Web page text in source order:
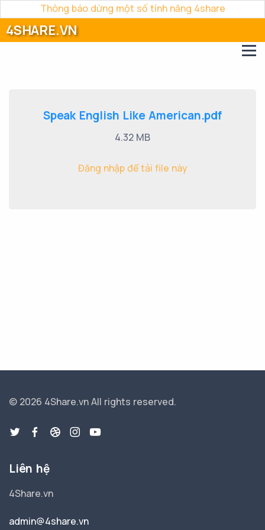
Thông báo dừng một số tính năng 4share
4SHARE.VN
Speak English Like American.pdf
4.32 MB
Đăng nhập để tải file này
© 2026 4Share.vnAll rights reserved.
Liên hệ
4Share.vn
admin@4share.vn